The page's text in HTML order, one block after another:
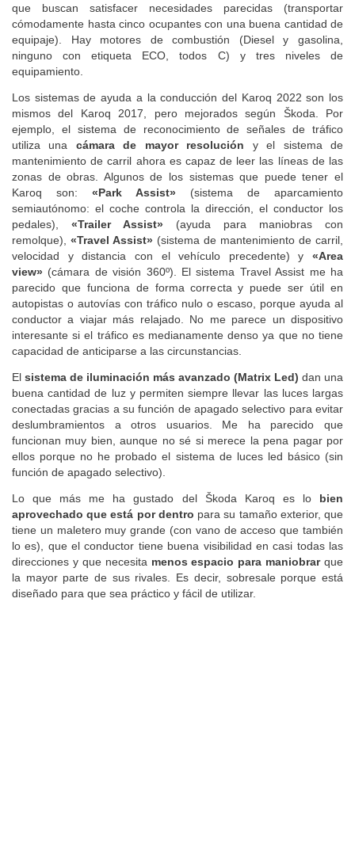
que buscan satisfacer necesidades parecidas (transportar
cómodamente hasta cinco ocupantes con una buena cantidad de
equipaje). Hay motores de combustión (Diesel y gasolina,
ninguno con etiqueta ECO, todos C) y tres niveles de
equipamiento.
Lo que más me ha gustado del Škoda Karoq es lo bien
aprovechado que está por dentro para su tamaño exterior, que
tiene un maletero muy grande (con vano de acceso que también
lo es), que el conductor tiene buena visibilidad en casi todas las
direcciones y que necesita menos espacio para maniobrarque
la mayor parte de sus rivales. Es decir, sobresale porque está
diseñado para que sea práctico y fácil de utilizar.
Los sistemas de ayuda a la conducción del Karoq 2022 son los
mismos del Karoq 2017, pero mejorados según Škoda. Por
ejemplo, el sistema de reconocimiento de señales de tráfico
utiliza una cámara de mayor resolución y el sistema de
mantenimiento de carril ahora es capaz de leer las líneas de las
zonas de obras. Algunos de los sistemas que puede tener el
Karoq son: «Park Assist» (sistema de aparcamiento
semiautónomo: el coche controla la dirección, el conductor los
pedales), «Trailer Assist» (ayuda para maniobras con
remolque), «Travel Assist» (sistema de mantenimiento de carril,
velocidad y distancia con el vehículo precedente) y «Area
view» (cámara de visión 360º). El sistema Travel Assist me ha
parecido que funciona de forma correcta y puede ser útil en
autopistas o autovías con tráfico nulo o escaso, porque ayuda al
conductor a viajar más relajado. No me parece un dispositivo
interesante si el tráfico es medianamente denso ya que no tiene
capacidad de anticiparse a las circunstancias.
El sistema de iluminación más avanzado (Matrix Led) dan una
buena cantidad de luz y permiten siempre llevar las luces largas
conectadas gracias a su función de apagado selectivo para evitar
deslumbramientos a otros usuarios. Me ha parecido que
funcionan muy bien, aunque no sé si merece la pena pagar por
ellos porque no he probado el sistema de luces led básico (sin
función de apagado selectivo).